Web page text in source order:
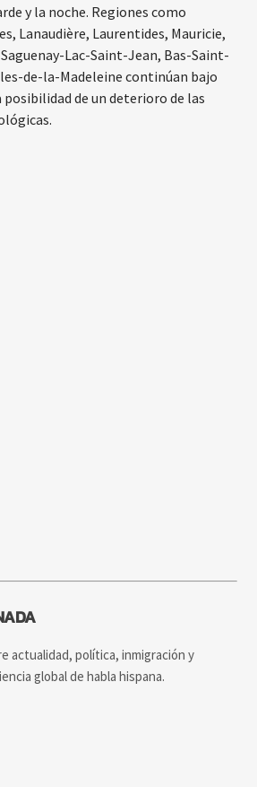
y la noche. Regiones como
Lanaudière, Laurentides, Mauricie,
Lac-Saint-Jean, Bas-Saint-
de-la-Madeleine continúan bajo
de un deterioro de las
actualidad, política, inmigración y
global de habla hispana.